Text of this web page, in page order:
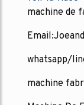
machine de
whatsapp/
machine